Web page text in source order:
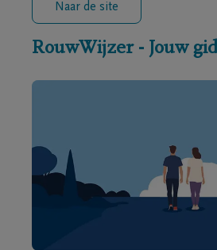
Naar de site
RouwWijzer - Jouw